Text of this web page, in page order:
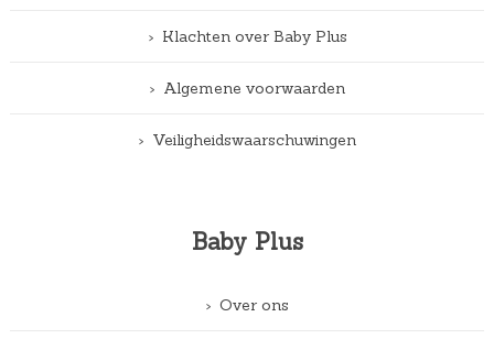
Klachten over Baby Plus
Algemene voorwaarden
Veiligheidswaarschuwingen
Baby Plus
Over ons